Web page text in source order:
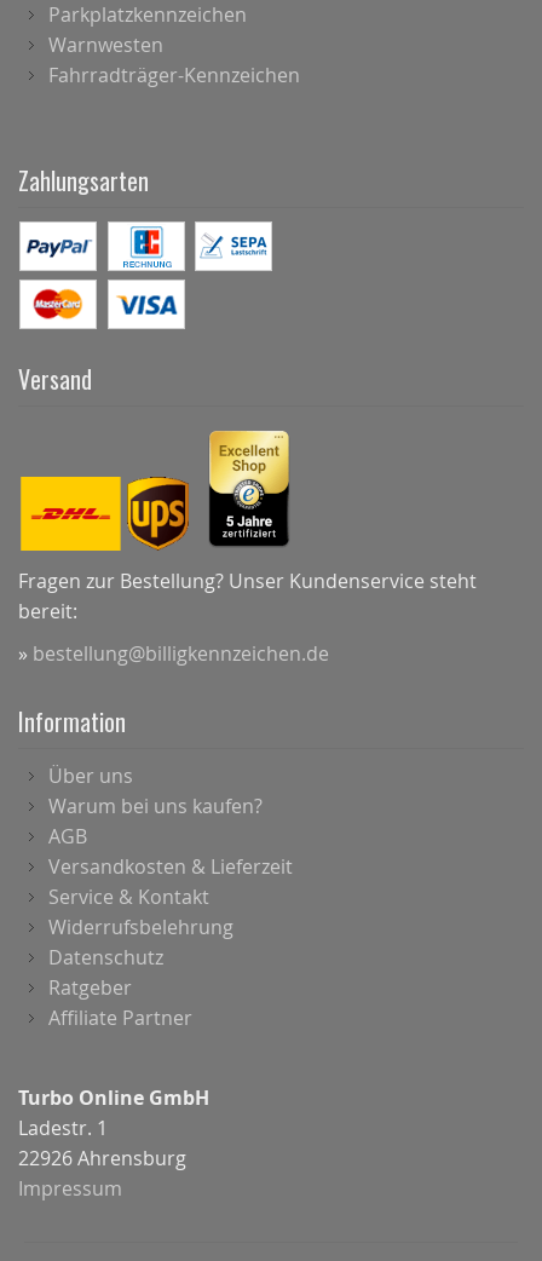
Parkplatzkennzeichen
Warnwesten
Fahrradträger-Kennzeichen
Zahlungsarten
Versand
Fragen zur Bestellung? Unser Kundenservice steht
bereit:
» bestellung@billigkennzeichen.de
Information
Über uns
Warum bei uns kaufen?
AGB
Versandkosten & Lieferzeit
Service & Kontakt
Widerrufsbelehrung
Datenschutz
Ratgeber
Affiliate Partner
Turbo Online GmbH
Ladestr. 1
22926 Ahrensburg
Impressum